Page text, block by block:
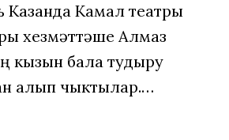
Казанда Камал театры
хезмәттәше Алмаз
кызын бала тудыру
алып чыктылар.…